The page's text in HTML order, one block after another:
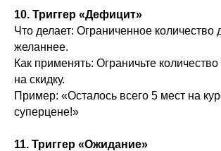
10. Триггер «Дефицит»
Что делает: Ограниченное количество
желаннее.
Как применять: Ограничьте
на скидку.
Пример: «Осталось всего 5 мест на
суперцене!»
11. Триггер «Ожидание»